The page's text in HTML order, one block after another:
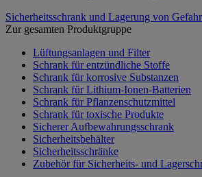
Sicherheitsschrank und Lagerung von
Zur gesamten Produktgruppe
Lüftungsanlagen und Filter
Schrank für entzündliche Stoffe
Schrank für korrosive Substanzen
Schrank für Lithium-Ionen-Batterien
Schrank für Pflanzenschutzmittel
Schrank für toxische Produkte
Sicherer Aufbewahrungsschrank
Sicherheitsbehälter
Sicherheitsschränke
Zubehör für Sicherheits- und